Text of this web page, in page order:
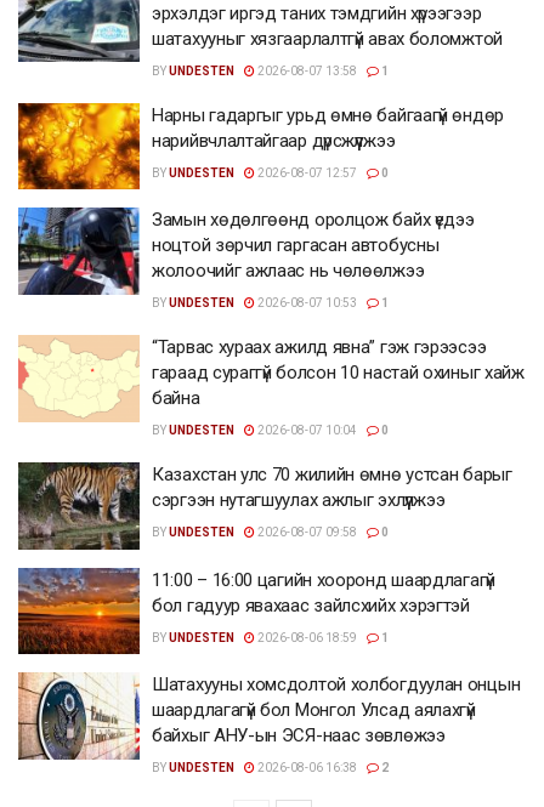
эрхэлдэг иргэд таних тэмдгийн хүрээгээр
шатахууныг хязгаарлалтгүй авах боломжтой
BYUNDESTEN 2026-08-07 13:58 1
Нарны гадаргыг урьд өмнө байгаагүй өндөр
нарийвчлалтайгаар дүрсжүүлжээ
BYUNDESTEN 2026-08-07 12:57 0
Замын хөдөлгөөнд оролцож байх үедээ
ноцтой зөрчил гаргасан автобусны
жолоочийг ажлаас нь чөлөөлжээ
BYUNDESTEN 2026-08-07 10:53 1
“Тарвас хураах ажилд явна” гэж гэрээсээ
гараад сураггүй болсон 10 настай охиныг хайж
байна
BYUNDESTEN 2026-08-07 10:04 0
Казахстан улс 70 жилийн өмнө устсан барыг
сэргээн нутагшуулах ажлыг эхлүүлжээ
BYUNDESTEN 2026-08-07 09:58 0
11:00 – 16:00 цагийн хооронд шаардлагагүй
бол гадуур явахаас зайлсхийх хэрэгтэй
BYUNDESTEN 2026-08-06 18:59 1
Шатахууны хомсдолтой холбогдуулан онцын
шаардлагагүй бол Монгол Улсад аялахгүй
байхыг АНУ-ын ЭСЯ-наас зөвлөжээ
BYUNDESTEN 2026-08-06 16:38 2